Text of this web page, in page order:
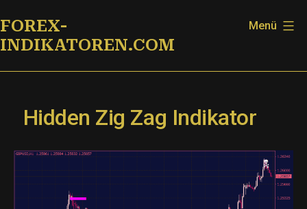
Inhalt
springen
FOREX-
INDIKATOREN.COM
Menü
Hidden Zig Zag Indikator